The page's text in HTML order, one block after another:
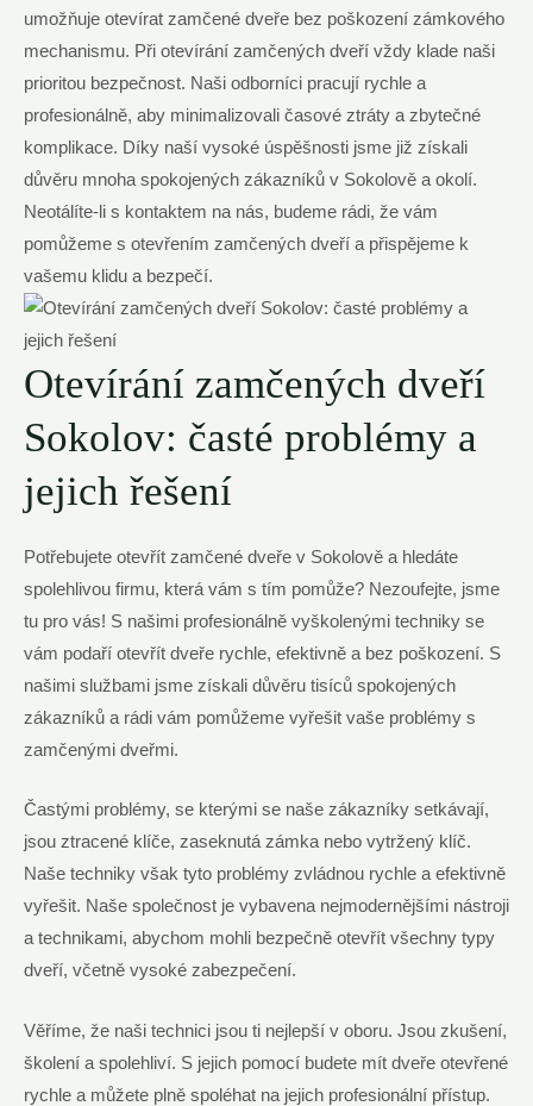
umožňuje otevírat zamčené dveře bez poškození zámkového
mechanismu. Při otevírání zamčených dveří vždy klade naši
prioritou bezpečnost. Naši odborníci pracují rychle a
profesionálně, aby minimalizovali časové ztráty a zbytečné
komplikace. Díky naší vysoké úspěšnosti jsme již získali
důvěru mnoha spokojených zákazníků v Sokolově a okolí.
Neotálíte-li s kontaktem na nás, budeme rádi, že vám
pomůžeme s otevřením zamčených dveří a přispějeme k
vašemu klidu a bezpečí.
Otevírání zamčených dveří
Sokolov: časté problémy a
jejich řešení
Potřebujete otevřít zamčené dveře v Sokolově a hledáte
spolehlivou firmu, která vám s tím pomůže? Nezoufejte, jsme
tu pro vás! S našimi profesionálně vyškolenými techniky se
vám podaří otevřít dveře rychle, efektivně a bez poškození. S
našimi službami jsme získali důvěru tisíců spokojených
zákazníků a rádi vám pomůžeme vyřešit vaše problémy s
zamčenými dveřmi.
Častými problémy, se kterými se naše zákazníky setkávají,
jsou ztracené klíče, zaseknutá zámka nebo vytržený klíč.
Naše techniky však tyto problémy zvládnou rychle a efektivně
vyřešit. Naše společnost je vybavena nejmodernějšími nástroji
a technikami, abychom mohli bezpečně otevřít všechny typy
dveří, včetně vysoké zabezpečení.
Věříme, že naši technici jsou ti nejlepší v oboru. Jsou zkušení,
školení a spolehliví. S jejich pomocí budete mít dveře otevřené
rychle a můžete plně spoléhat na jejich profesionální přístup.